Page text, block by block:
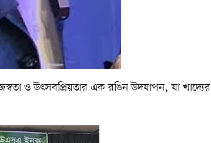
ও উৎসবপ্রিয়তার এক রঙিন উদযাপন, যা খাদ্যের